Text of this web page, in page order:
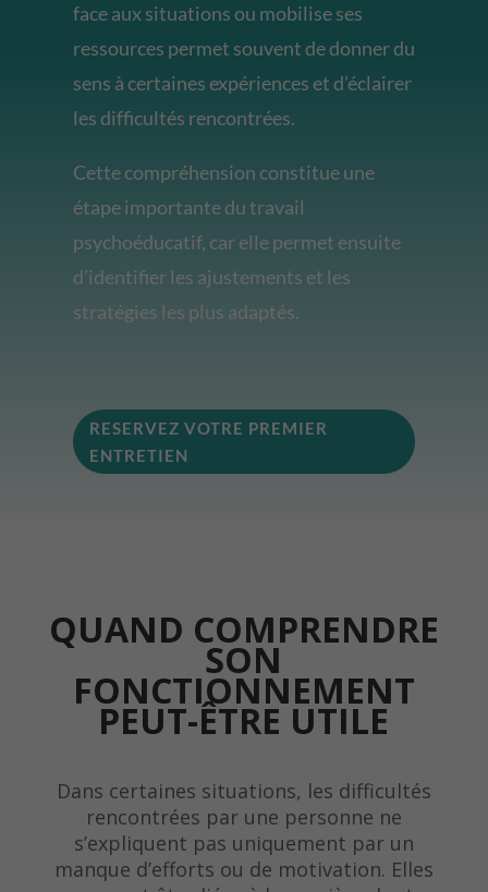
face aux situations ou mobilise ses
ressources permet souvent de donner du
sens à certaines expériences et d’éclairer
les difficultés rencontrées.
Cette compréhension constitue une
étape importante du travail
psychoéducatif, car elle permet ensuite
d’identifier les ajustements et les
stratégies les plus adaptés.
RESERVEZ VOTRE PREMIER
ENTRETIEN
QUAND COMPRENDRE
SON
FONCTIONNEMENT
PEUT-ÊTRE UTILE
Dans certaines situations, les difficultés
rencontrées par une personne ne
s’expliquent pas uniquement par un
manque d’efforts ou de motivation. Elles